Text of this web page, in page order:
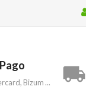
Bizum ... local_shipping